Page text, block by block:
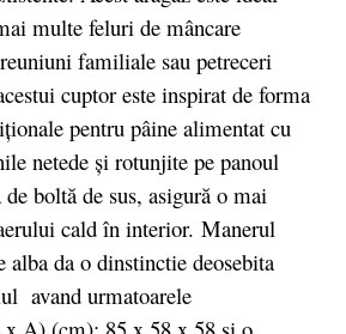
multe feluri de mâncare
familiale sau petreceri
cuptor este inspirat de forma
pentru pâine alimentat cu
netede şi rotunjite pe panoul
boltă de sus, asigură o mai
cald în interior. Manerul
alba da o dinstinctie deosebita
avand urmatoarele
A) (cm): 85 x 58 x 58 si o